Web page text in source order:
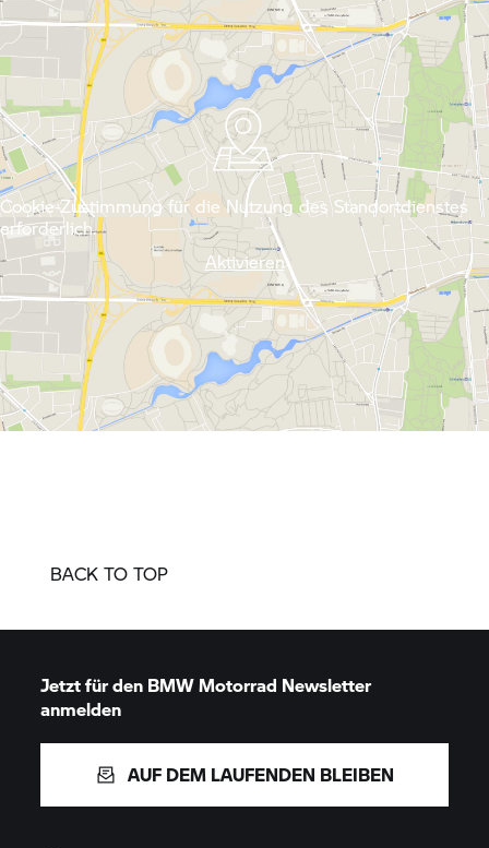
Cookie-Zustimmung für die Nutzung des Standortdienstes
erforderlich.
Aktivieren
BACK TO TOP
Jetzt für den BMW Motorrad Newsletter
anmelden
AUF DEM LAUFENDEN BLEIBEN